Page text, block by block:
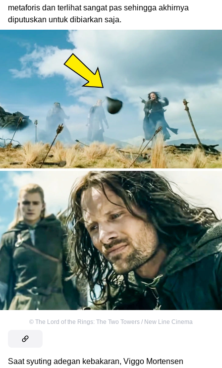
metaforis dan terlihat sangat pas sehingga akhirnya
diputuskan untuk dibiarkan saja.
© The Lord of the Rings: The Two Towers / New Line Cinema
Saat syuting adegan kebakaran, Viggo Mortensen